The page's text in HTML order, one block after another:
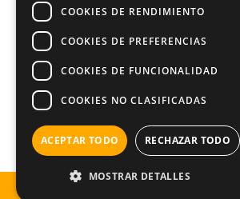
Web
Branding
Agencia
Media
Growth
612
Todos los derechos reservados © 2026
COOKIES DE RENDIMIENTO
COOKIES DE PREFERENCIAS
COOKIES DE FUNCIONALIDAD
COOKIES NO CLASIFICADAS
ACEPTAR TODO RECHAZAR TODO
MOSTRAR DETALLES